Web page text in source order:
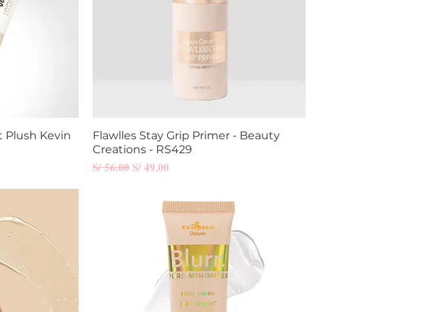
Plush Kevin
Vista rápida
Flawlles Stay Grip Primer - Beauty
Creations - RS429
Precio
S/ 56.00Precio de oferta
S/ 49.00